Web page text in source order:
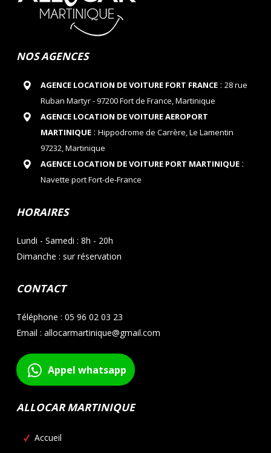
NOS AGENCES
AGENCE LOCATION DE VOITURE FORT FRANCE: 28 rue
Ruban Martyr - 97200 Fort de France, Martinique
AGENCE LOCATION DE VOITURE AEROPORT
MARTINIQUE: Hippodrome de Carrère, Le Lamentin
97232, Martinique
AGENCE LOCATION DE VOITURE PORT MARTINIQUE:
Navette port Fort-de-France
HORAIRES
Lundi - Samedi : 8h - 20h
Dimanche : sur réservation
CONTACT
Téléphone : 05 96 02 03 23
Email : allocarmartinique@gmail.com
Appel whatsapp
ALLOCAR MARTINIQUE
Accueil